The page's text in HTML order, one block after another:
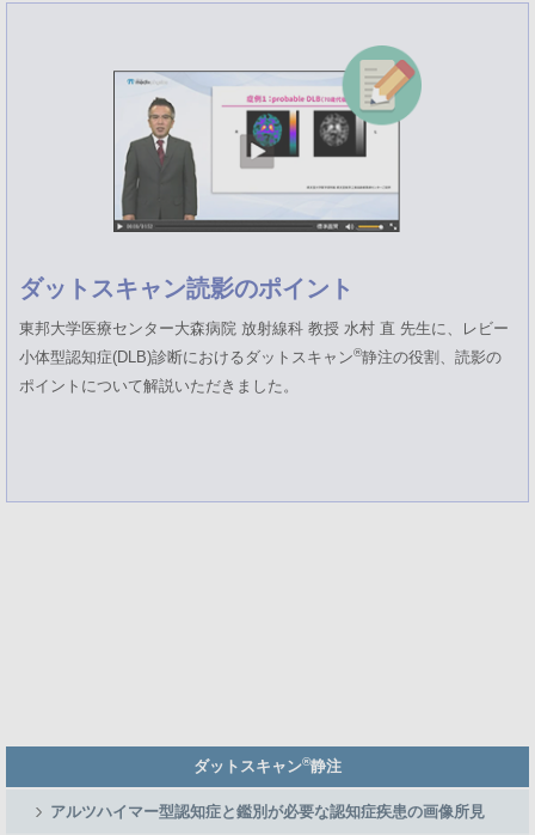
ダットスキャン読影のポイント
東邦大学医療センター大森病院 放射線科 教授 水村 直 先生に、レビー
小体型認知症(DLB)診断におけるダットスキャン®静注の役割、読影の
ポイントについて解説いただきました。
ダットスキャン®静注
アルツハイマー型認知症と鑑別が必要な認知症疾患の画像所見